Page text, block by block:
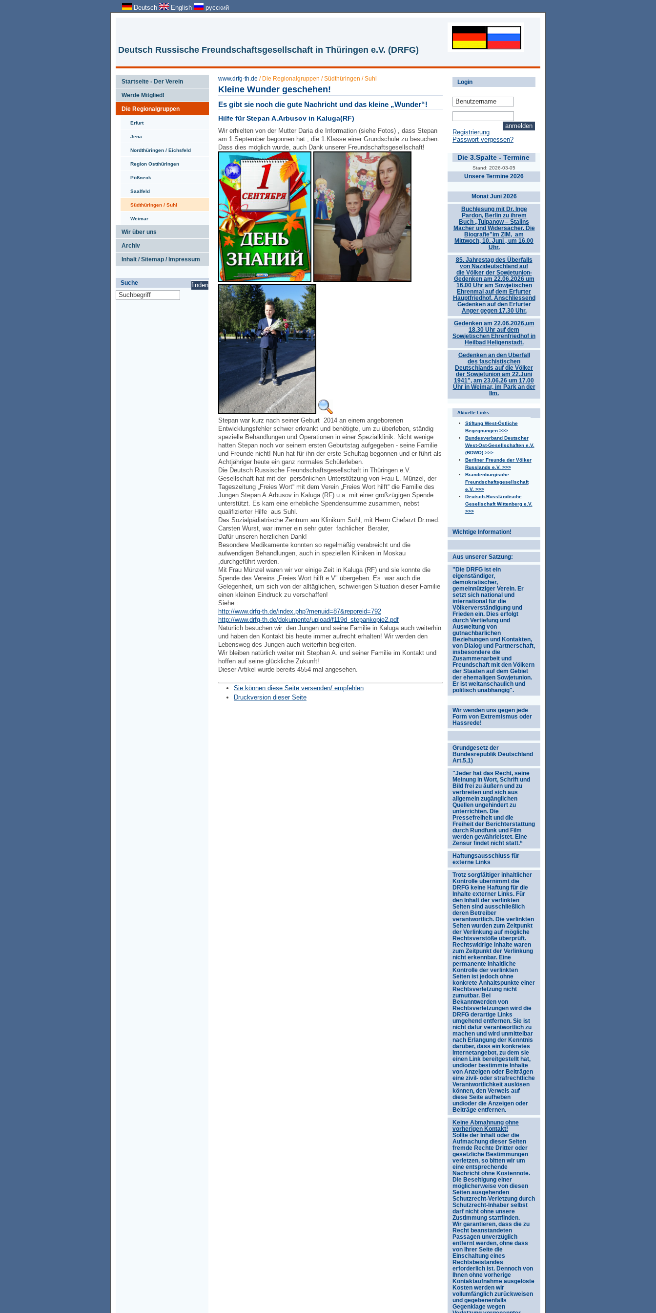
Deutsch English русский
Deutsch Russische Freundschaftsgesellschaft in Thüringen e.V. (DRFG)
Startseite - Der Verein
Werde Mitglied!
Die Regionalgruppen
Erfurt
Jena
Nordthüringen / Eichsfeld
Region Ostthüringen
Pößneck
Saalfeld
Südthüringen / Suhl
Weimar
Wir über uns
Archiv
Inhalt / Sitemap / Impressum
Suche
Login
Registrierung
Passwort vergessen?
Die 3.Spalte - Termine
Stand: 2026-03-05
Unsere Termine 2026
Monat Juni 2026
Buchlesung mit Dr. Inge
Pardon, Berlin zu ihrem
Buch „Tulpanow – Stalins
Macher und Widersacher. Die
Biografie"im ZIM, am
Mittwoch, 10. Juni , um 16.00
Uhr.
85. Jahrestag des Überfalls
von Nazideutschland auf
die Völker der Sowjetunion-
Gedenken am 22.06.2026 um
16.00 Uhr am Sowjetischen
Ehrenmal auf dem Erfurter
Hauptfriedhof. Anschliessend
Gedenken auf den Erfurter
Anger gegen 17.30 Uhr.
Gedenken am 22.06.2026,um
18.30 Uhr auf dem
Sowjetischen Ehrenfriedhof in
Heilbad Heligenstadt.
Gedenken an den Überfall
des faschistischen
Deutschlands auf die Völker
der Sowjetunion am 22.Juni
1941", am 23.06.26 um 17.00
Uhr in Weimar, im Park an der
Ilm.
Aktuelle Links:
Stiftung West-Östliche
Begegnungen >>>
Bundesverband Deutscher
West-Ost-Gesellschaften e.V.
(BDWO) >>>
Berliner Freunde der Völker
Russlands e.V. >>>
Brandenburgische
Freundschaftsgesellschaft
e.V. >>>
Deutsch-Russländische
Gesellschaft Wittenberg e.V.
>>>
Wichtige Information!
Aus unserer Satzung:
"Die DRFG ist ein
eigenständiger,
demokratischer,
gemeinnütziger Verein. Er
setzt sich national und
international für die
Völkerverständigung und
Frieden ein. Dies erfolgt
durch Vertiefung und
Ausweitung von
gutnachbarlichen
Beziehungen und Kontakten,
von Dialog und Partnerschaft,
insbesondere die
Zusammenarbeit und
Freundschaft mit den Völkern
der Staaten auf dem Gebiet
der ehemaligen Sowjetunion.
Er ist weltanschaulich und
politisch unabhängig".
Wir wenden uns gegen jede
Form von Extremismus oder
Hassrede!
Grundgesetz der
Bundesrepublik Deutschland
Art.5,1)
"Jeder hat das Recht, seine
Meinung in Wort, Schrift und
Bild frei zu äußern und zu
verbreiten und sich aus
allgemein zugänglichen
Quellen ungehindert zu
unterrichten. Die
Pressefreiheit und die
Freiheit der Berichterstattung
durch Rundfunk und Film
werden gewährleistet. Eine
Zensur findet nicht statt.“
Haftungsausschluss für
externe Links
Trotz sorgfältiger inhaltlicher
Kontrolle übernimmt die
DRFG keine Haftung für die
Inhalte externer Links. Für
den Inhalt der verlinkten
Seiten sind ausschließlich
deren Betreiber
verantwortlich. Die verlinkten
Seiten wurden zum Zeitpunkt
der Verlinkung auf mögliche
Rechtsverstöße überprüft.
Rechtswidrige Inhalte waren
zum Zeitpunkt der Verlinkung
nicht erkennbar. Eine
permanente inhaltliche
Kontrolle der verlinkten
Seiten ist jedoch ohne
konkrete Anhaltspunkte einer
Rechtsverletzung nicht
zumutbar. Bei
Bekanntwerden von
Rechtsverletzungen wird die
DRFG derartige Links
umgehend entfernen. Sie ist
nicht dafür verantwortlich zu
machen und wird unmittelbar
nach Erlangung der Kenntnis
darüber, dass ein konkretes
Internetangebot, zu dem sie
einen Link bereitgestellt hat,
und/oder bestimmte Inhalte
von Anzeigen oder Beiträgen
eine zivil- oder strafrechtliche
Verantwortlichkeit auslösen
können, den Verweis auf
diese Seite aufheben
und/oder die Anzeigen oder
Beiträge entfernen.
Keine Abmahnung ohne
vorherigen Kontakt!
Sollte der Inhalt oder die
Aufmachung dieser Seiten
fremde Rechte Dritter oder
gesetzliche Bestimmungen
verletzen, so bitten wir um
eine entsprechende
Nachricht ohne Kostennote.
Die Beseitigung einer
möglicherweise von diesen
Seiten ausgehenden
Schutzrecht-Verletzung durch
Schutzrecht-Inhaber selbst
darf nicht ohne unsere
Zustimmung stattfinden.
Wir garantieren, dass die zu
Recht beanstandeten
Passagen unverzüglich
entfernt werden, ohne dass
von Ihrer Seite die
Einschaltung eines
Rechtsbeistandes
erforderlich ist. Dennoch von
Ihnen ohne vorherige
Kontaktaufnahme ausgelöste
Kosten werden wir
vollumfänglich zurückweisen
und gegebenenfalls
Gegenklage wegen
www.drfg-th.de / Die Regionalgruppen /Südthüringen / Suhl
Kleine Wunder geschehen!
Es gibt sie noch die gute Nachricht und das kleine „Wunder“!
Hilfe für Stepan A.Arbusov in Kaluga(RF)
Wir erhielten von der Mutter Daria die Information (siehe Fotos) , dass Stepan
am 1.September begonnen hat , die 1.Klasse einer Grundschule zu besuchen.
Dass dies möglich wurde, auch Dank unserer Freundschaftsgesellschaft!
Stepan war kurz nach seiner Geburt 2014 an einem angeborenen
Entwicklungsfehler schwer erkrankt und benötigte, um zu überleben, ständig
spezielle Behandlungen und Operationen in einer Spezialklinik. Nicht wenige
hatten Stepan noch vor seinem ersten Geburtstag aufgegeben - seine Familie
und Freunde nicht! Nun hat für ihn der erste Schultag begonnen und er führt als
Achtjähriger heute ein ganz normales Schülerleben.
Die Deutsch Russische Freundschaftsgesellschaft in Thüringen e.V.
Gesellschaft hat mit der persönlichen Unterstützung von Frau L. Münzel, der
Tageszeitung „Freies Wort“ mit dem Verein „Freies Wort hilft“ die Familie des
Jungen Stepan A.Arbusov in Kaluga (RF) u.a. mit einer großzügigen Spende
unterstützt. Es kam eine erhebliche Spendensumme zusammen, nebst
qualifizierter Hilfe aus Suhl.
Das Sozialpädiatrische Zentrum am Klinikum Suhl, mit Herrn Chefarzt Dr.med.
Carsten Wurst, war immer ein sehr guter fachlicher Berater,
Dafür unseren herzlichen Dank!
Besondere Medikamente konnten so regelmäßig verabreicht und die
aufwendigen Behandlungen, auch in speziellen Kliniken in Moskau
,durchgeführt werden.
Mit Frau Münzel waren wir vor einige Zeit in Kaluga (RF) und sie konnte die
Spende des Vereins „Freies Wort hilft e.V" übergeben. Es war auch die
Gelegenheit, um sich von der alltäglichen, schwierigen Situation dieser Familie
einen kleinen Eindruck zu verschaffen!
Siehe :
http://www.drfg-th.de/index.php?menuid=87&reporeid=792
http://www.drfg-th.de/dokumente/upload/f119d_stepankopie2.pdf
Natürlich besuchen wir den Jungen und seine Familie in Kaluga auch weiterhin
und haben den Kontakt bis heute immer aufrecht erhalten! Wir werden den
Lebensweg des Jungen auch weiterhin begleiten.
Wir bleiben natürlich weiter mit Stephan A. und seiner Familie im Kontakt und
hoffen auf seine glückliche Zukunft!
Dieser Artikel wurde bereits 4554 mal angesehen.
Sie können diese Seite versenden/ empfehlen
Druckversion dieser Seite